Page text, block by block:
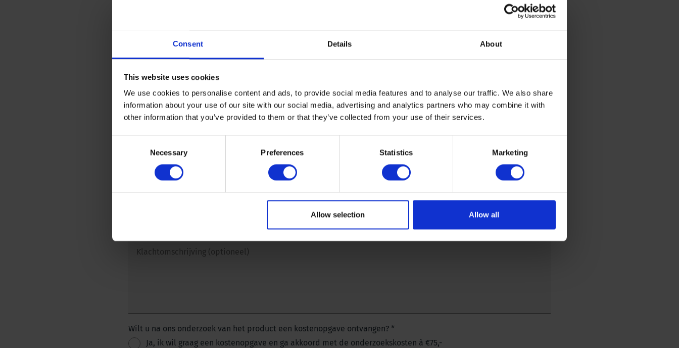
Consent Details About
This website uses cookies
We use cookies to personalise content and ads, to provide social media features and to analyse our traffic. We also share
information about your use of our site with our social media, advertising and analytics partners who may combine it with
other information that you’ve provided to them or that they’ve collected from your use of their services.
Necessary Preferences Statistics Marketing
Allow selection Allow all
Product details
Artikelnaam en nummer*
Purchase Order nummer
Wat is uw onderhoudsverzoek?
Kalibratie
Klachtomschrijving (optioneel)
Wilt u na ons onderzoek van het product een kostenopgave ontvangen? *
Ja, ik wil graag een kostenopgave en ga akkoord met de onderzoekskosten à €75,-